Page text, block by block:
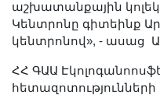
աշխատանքային
Կենտրոնը գիտեինք
կենտրոնով», - ասաց
ՀՀ ԳԱԱ